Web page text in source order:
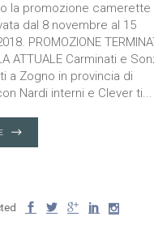
la promozione camerette
dal 8 novembre al 15
PROMOZIONE
ATTUALE Carminati e
a Zogno in provincia di
Nardi interni e Clever ti